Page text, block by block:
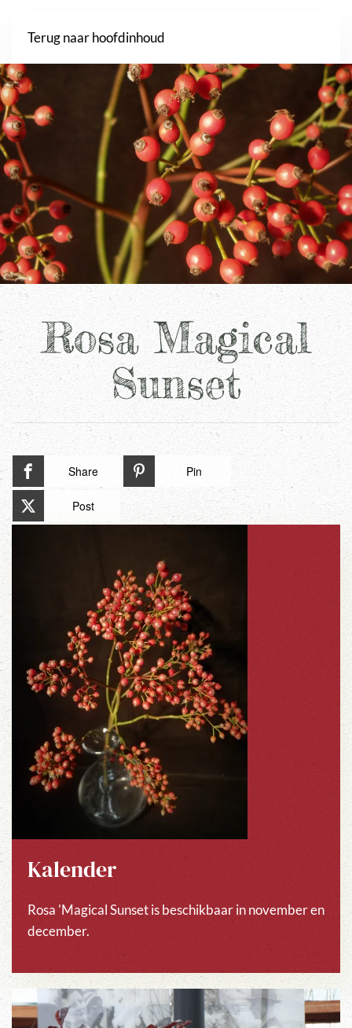
Terug naar hoofdinhoud
Rosa Magical
Sunset
Share Pin
Post
Kalender
Rosa 'Magical Sunset is beschikbaar in november en
december.